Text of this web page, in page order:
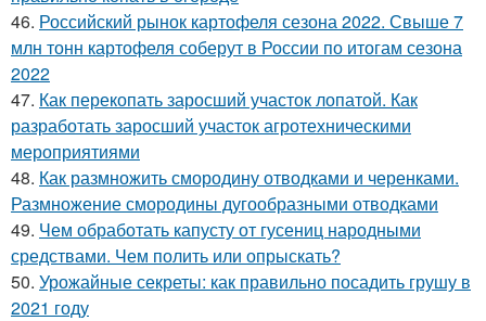
46. Российский рынок картофеля сезона 2022. Свыше 7
млн тонн картофеля соберут в России по итогам сезона
2022
47. Как перекопать заросший участок лопатой. Как
разработать заросший участок агротехническими
мероприятиями
48. Как размножить смородину отводками и черенками.
Размножение смородины дугообразными отводками
49. Чем обработать капусту от гусениц народными
средствами. Чем полить или опрыскать?
50. Урожайные секреты: как правильно посадить грушу в
2021 году